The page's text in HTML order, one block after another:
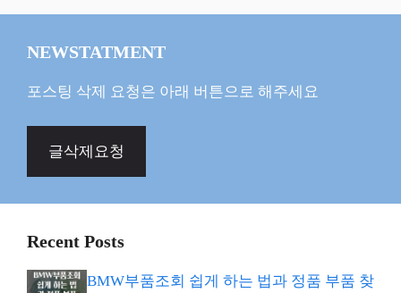
NEWSTATMENT
포스팅 삭제 요청은 아래 버튼으로 해주세요
글삭제요청
Recent Posts
BMW부품조회 쉽게 하는 법과 정품 부품 찾